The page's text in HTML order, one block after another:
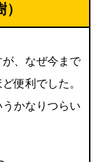
、なぜ今まで
便利でした。
かなりつらい